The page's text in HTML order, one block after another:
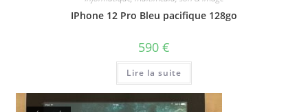
IPhone 12 Pro Bleu pacifique 128go
590 €
Lire la suite